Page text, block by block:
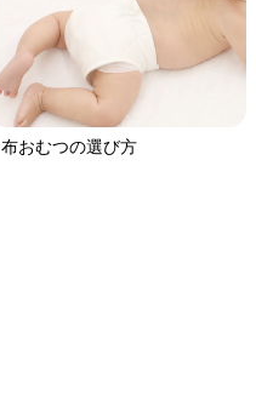
布おむつの選び方